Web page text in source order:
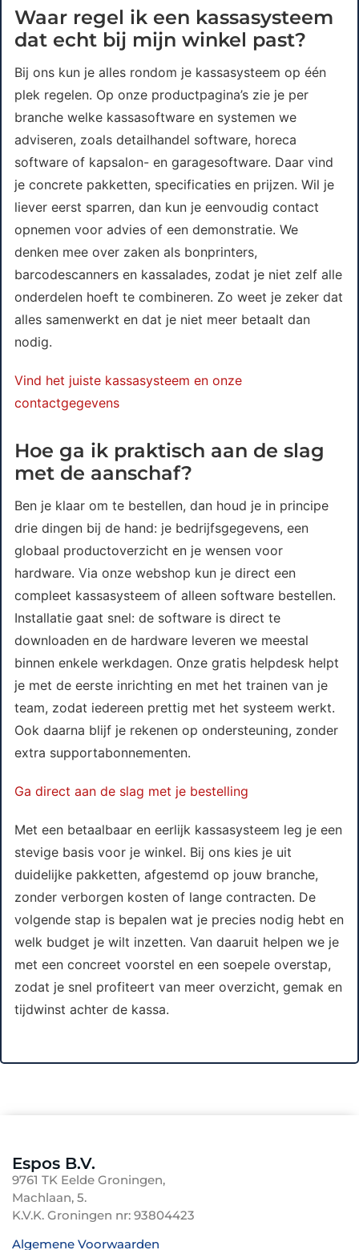
Waar regel ik een kassasysteem
dat echt bij mijn winkel past?
Bij ons kun je alles rondom je kassasysteem op één
plek regelen. Op onze productpagina’s zie je per
branche welke kassasoftware en systemen we
adviseren, zoals detailhandel software, horeca
software of kapsalon- en garagesoftware. Daar vind
je concrete pakketten, specificaties en prijzen. Wil je
liever eerst sparren, dan kun je eenvoudig contact
opnemen voor advies of een demonstratie. We
denken mee over zaken als bonprinters,
barcodescanners en kassalades, zodat je niet zelf alle
onderdelen hoeft te combineren. Zo weet je zeker dat
alles samenwerkt en dat je niet meer betaalt dan
nodig.
Vind het juiste kassasysteem en onze
contactgegevens
Hoe ga ik praktisch aan de slag
met de aanschaf?
Ben je klaar om te bestellen, dan houd je in principe
drie dingen bij de hand: je bedrijfsgegevens, een
globaal productoverzicht en je wensen voor
hardware. Via onze webshop kun je direct een
compleet kassasysteem of alleen software bestellen.
Installatie gaat snel: de software is direct te
downloaden en de hardware leveren we meestal
binnen enkele werkdagen. Onze gratis helpdesk helpt
je met de eerste inrichting en met het trainen van je
team, zodat iedereen prettig met het systeem werkt.
Ook daarna blijf je rekenen op ondersteuning, zonder
extra supportabonnementen.
Ga direct aan de slag met je bestelling
Met een betaalbaar en eerlijk kassasysteem leg je een
stevige basis voor je winkel. Bij ons kies je uit
duidelijke pakketten, afgestemd op jouw branche,
zonder verborgen kosten of lange contracten. De
volgende stap is bepalen wat je precies nodig hebt en
welk budget je wilt inzetten. Van daaruit helpen we je
met een concreet voorstel en een soepele overstap,
zodat je snel profiteert van meer overzicht, gemak en
tijdwinst achter de kassa.
Espos B.V.
9761 TK Eelde Groningen,
Machlaan, 5.
K.V.K. Groningen nr: 93804423
Algemene Voorwaarden